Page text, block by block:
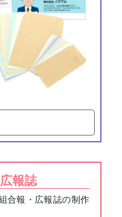
報誌
合報・広報誌の制作